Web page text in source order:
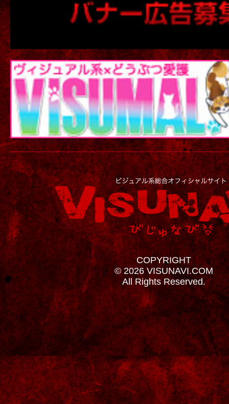
COPYRIGHT
© 2026 VISUNAVI.COM
All Rights Reserved.